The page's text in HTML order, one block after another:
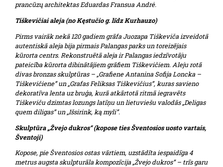
prancūzų architektas Eduardas Fransua Andrė.
Tiškevičiai aleja (no Kęstučio g. līdz Kurhauzo)
Pirms vairāk nekā 120 gadiem grāfa Juozapa Tiškeviča izveidotā
autentiskā aleja bija pirmais Palangas parks un toreizējais
kūrorta centrs. Rekonstruētā aleja ir Palangas iedzīvotāju
pateicība kūrorta dibinātājiem grāfiem Tiškevičiem. Aleju rotā
divas bronzas skulptūras – „Grafiene Antanina Sofija Loncka –
Tiškevičiene” un „Grafas Feliksas Tiškevičius”, kuras savieno
dekoratīva lenta uz bruģa, kurā atkārtotā ritmā iegravēts
Tiškeviču dzimtas lozungs latīņu un lietuviešu valodās „Deligas
quem diligas” un „Išsirink, ką myli”.
Skulptūra „Žvejo dukros“ (kopose ties Šventosios uosto vartais,
Šventoji)
Kopose, pie Šventosios ostas vārtiem, uzstādīta iespaidīga 4
metrus augsta skulpturāla kompozīcija „Žvejo dukros” – trīs garu